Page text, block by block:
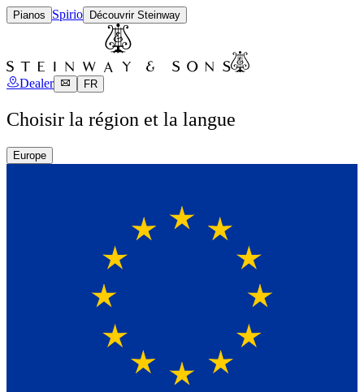
Pianos Spirio Découvrir Steinway
Dealer FR
Choisir la région et la langue
Europe